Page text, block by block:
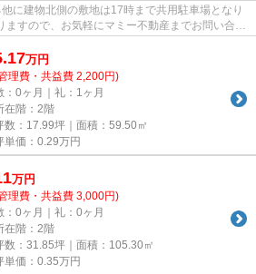
に建物北側の敷地は17時まで共用駐車場となり
ますので、お気軽にマミー不動産までお問い合わ
万円
理費・共益費 2,200円)
：0ヶ月｜礼：1ヶ月
在階：2階
数：17.99坪｜面積：59.50㎡
単価： 0.29万円
万円
理費・共益費 3,000円)
：0ヶ月｜礼：0ヶ月
在階：2階
数：31.85坪｜面積：105.30㎡
単価： 0.35万円